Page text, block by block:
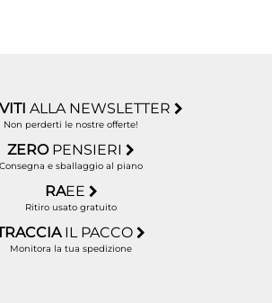
ALLA NEWSLETTER
Non perderti le nostre offerte!
ZERO PENSIERI
Consegna e sballaggio al piano
RAEE
Ritiro usato gratuito
IL PACCO
Monitora la tua spedizione